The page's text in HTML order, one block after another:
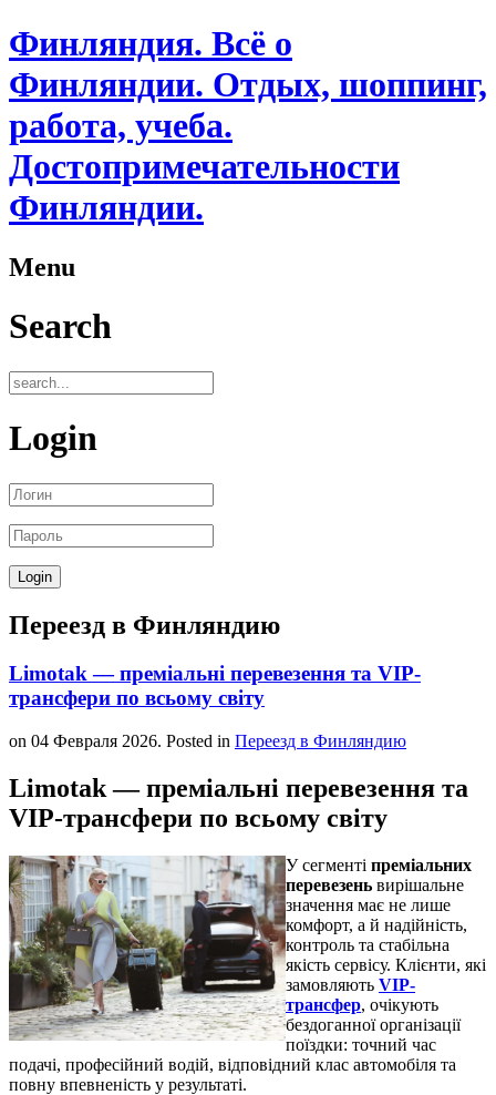
Финляндия. Всё о
Финляндии. Отдых, шоппинг,
работа, учеба.
Достопримечательности
Финляндии.
Menu
Search
Login
Переезд в Финляндию
Limotak — преміальні перевезення та VIP-
трансфери по всьому світу
on 04 Февраля 2026. Posted in Переезд в Финляндию
Limotak — преміальні перевезення та
VIP-трансфери по всьому світу
У сегменті преміальних
перевезень вирішальне
значення має не лише
комфорт, а й надійність,
контроль та стабільна
якість сервісу. Клієнти, які
замовляють VIP-
трансфер, очікують
бездоганної організації
поїздки: точний час
подачі, професійний водій, відповідний клас автомобіля та
повну впевненість у результаті.